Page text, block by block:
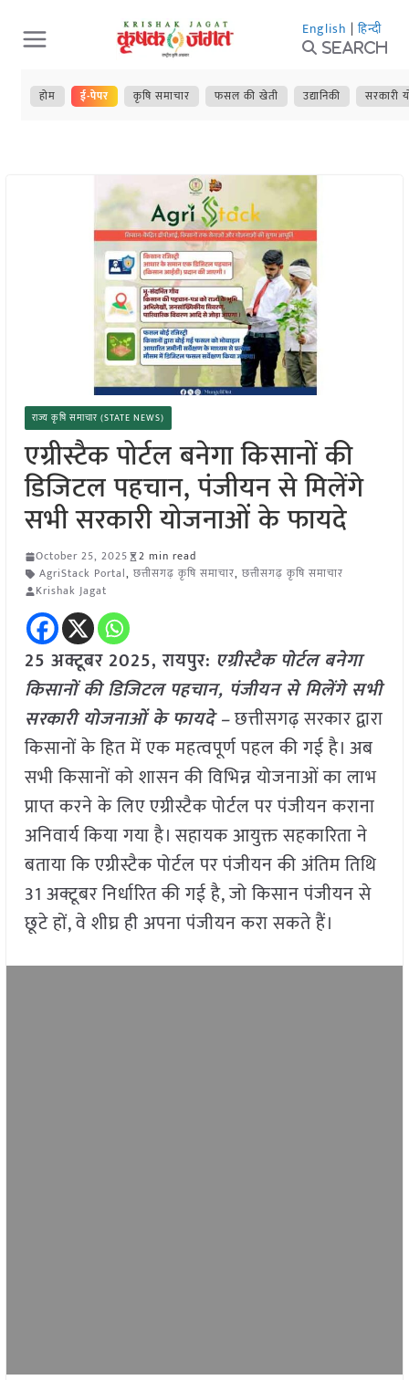
Skip
to
content
English | हिन्दी
Search
होम ई-पेपर कृषि समाचार फसल की खेती उद्यानिकी सरकारी
राज्य कृषि समाचार (STATE NEWS)
एग्रीस्टैक पोर्टल बनेगा किसानों की
डिजिटल पहचान, पंजीयन से मिलेंगे
सभी सरकारी योजनाओं के फायदे
October 25, 2025
2 min read
AgriStack Portal, छत्तीसगढ़ कृषि समाचार, छत्तीसगढ़ कृषि समाचार
Krishak Jagat
25 अक्टूबर 2025, रायपुर: एग्रीस्टैक पोर्टल बनेगा
किसानों की डिजिटल पहचान, पंजीयन से मिलेंगे सभी
सरकारी योजनाओं के फायदे –छत्तीसगढ़ सरकार द्वारा
किसानों के हित में एक महत्वपूर्ण पहल की गई है। अब
सभी किसानों को शासन की विभिन्न योजनाओं का लाभ
प्राप्त करने के लिए एग्रीस्टैक पोर्टल पर पंजीयन कराना
अनिवार्य किया गया है। सहायक आयुक्त सहकारिता ने
बताया कि एग्रीस्टैक पोर्टल पर पंजीयन की अंतिम तिथि
31 अक्टूबर निर्धारित की गई है, जो किसान पंजीयन से
छूटे हों, वे शीघ्र ही अपना पंजीयन करा सकते हैं।